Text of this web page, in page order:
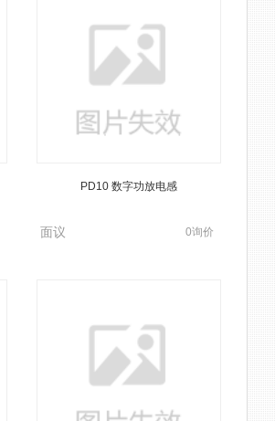
PD10 数字功放电感
面议 0询价